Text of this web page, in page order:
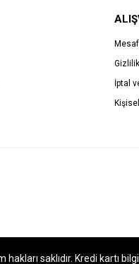
İptal
saklıdır. Kredi kartı